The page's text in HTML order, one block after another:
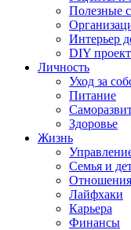
Полезные
Интерьер
DIY
Личность
Уход за
Питание
Здоровье
Жизнь
Семья и
Отношения
Лайфхаки
Карьера
Финансы